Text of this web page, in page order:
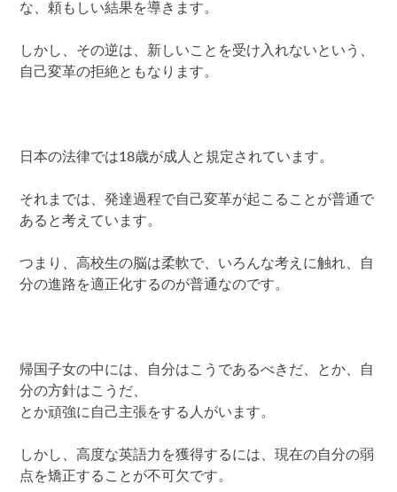
な、頼もしい結果を導きます。
しかし、その逆は、新しいことを受け入れないという、
自己変革の拒絶ともなります。
日本の法律では18歳が成人と規定されています。
それまでは、発達過程で自己変革が起こることが普通で
あると考えています。
つまり、高校生の脳は柔軟で、いろんな考えに触れ、自
分の進路を適正化するのが普通なのです。
帰国子女の中には、自分はこうであるべきだ、とか、自
分の方針はこうだ、
とか頑強に自己主張をする人がいます。
しかし、高度な英語力を獲得するには、現在の自分の弱
点を矯正することが不可欠です。